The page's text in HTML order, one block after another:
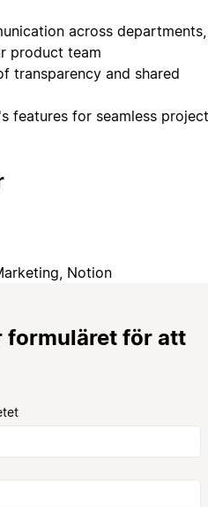
across departments,
product team
transparency and shared
features for seamless project
Notion
formuläret för att